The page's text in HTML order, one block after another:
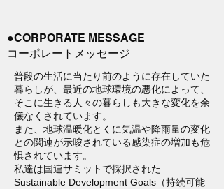
●CORPORATE MESSAGE
コーポレートメッセージ
普段の生活に当たり前のように存在していた
暮らしが、最近の地球環境の悪化によって、
そこに生きる人々の暮らしも大きな変化を余
儀なくされています。
また、地球温暖化とくに気温や降雨量の変化
との関連が示唆されている感染症の増加も危
惧されています。
私達は国連サミットで採択された
Sustainable Development Goals（持続可能